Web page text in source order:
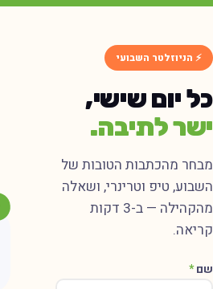
⚡ הניוזלטר השבועי
יום שישי,
לתיבה.
מהכתבות הטובות של
טיפ וטרינרי, ושאלה
מהקהילה — ב-3 דקות
*